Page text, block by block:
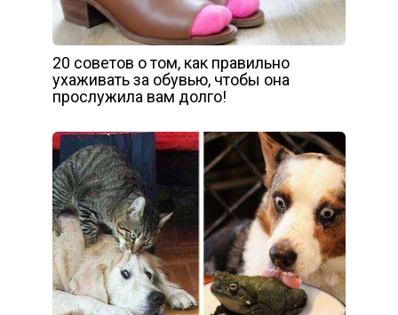
20 советов о том, как правильно
ухаживать за обувью, чтобы она
прослужила вам долго!